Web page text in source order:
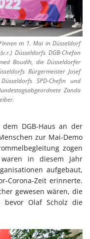
m 1. Mai in Düsseldorf
Düsseldorfs DGB-Chefon
Boudih, die Düsseldorfer
Bürgermeister Josef
SPD-Chefin und
Zanda
DGB-Haus an der
zur Mai-Demo
zogen
waren in diesem Jahr
aufgebaut,
Corona-Zeit erinnerte.
gewesen wären, die
bevor Olaf Scholz die